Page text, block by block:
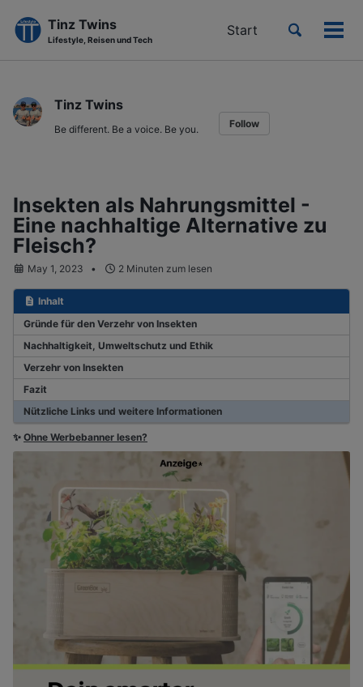
primary
navigation
content
footer
Tinz Twins
Lifestyle, Reisen und Tech
Start
Toggle
Tinz Twins
Be different. Be a voice. Be you. Follow
Insekten als Nahrungsmittel -
Eine nachhaltige Alternative zu
Fleisch?
May 1, 2023 2 Minuten zum lesen
Inhalt
Gründe für den Verzehr von Insekten
Nachhaltigkeit, Umweltschutz und Ethik
Verzehr von Insekten
Fazit
Nützliche Links und weitere Informationen
✨ Ohne Werbebanner lesen?